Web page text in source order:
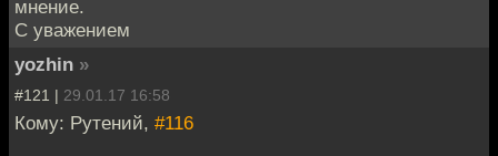
мнение.
С уважением
yozhin »
#121 | 29.01.17 16:58
Кому: Рутений, #116